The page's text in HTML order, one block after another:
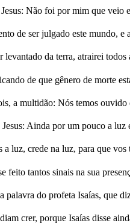
Não foi por mim que veio
de ser julgado este mundo, e
levantado da terra, atrairei todos
de que gênero de morte
a multidão: Nós temos ouvido
Ainda por um pouco a luz
a luz, crede na luz, para que
feito tantos sinais na sua
palavra do profeta Isaías, que
crer, porque Isaías disse